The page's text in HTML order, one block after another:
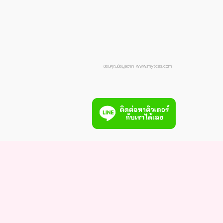
ขอบคุณข้อมูลจาก www.mytcas.com